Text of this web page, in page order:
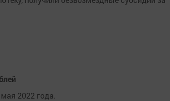
2022 года.